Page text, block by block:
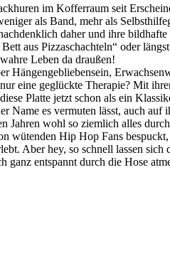
im Kofferraum seit
als Band, mehr als
daher und ihre
aus Pizzaschachteln“ oder
Leben da draußen!
Hängengebliebensein,
eine geglückte Therapie? Mit
Platte jetzt schon als ein
Name es vermuten lässt, auch
Jahren wohl so ziemlich alles
wütenden Hip Hop Fans
Aber hey, so schnell lassen
ganz entspannt durch die Hose